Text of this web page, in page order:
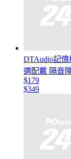
DTAudio記
適配戴 隔音
$179
$349